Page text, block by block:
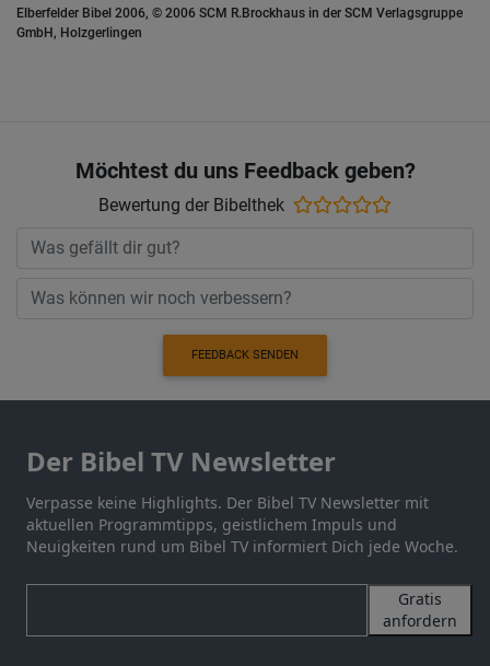
Elberfelder Bibel 2006, © 2006 SCM R.Brockhaus in der SCM Verlagsgruppe
GmbH, Holzgerlingen
Möchtest du uns Feedback geben?
Bewertung der Bibelthek
FEEDBACK SENDEN
Der Bibel TV Newsletter
Verpasse keine Highlights. Der Bibel TV Newsletter mit
aktuellen Programmtipps, geistlichem Impuls und
Neuigkeiten rund um Bibel TV informiert Dich jede Woche.
Gratis
anfordern